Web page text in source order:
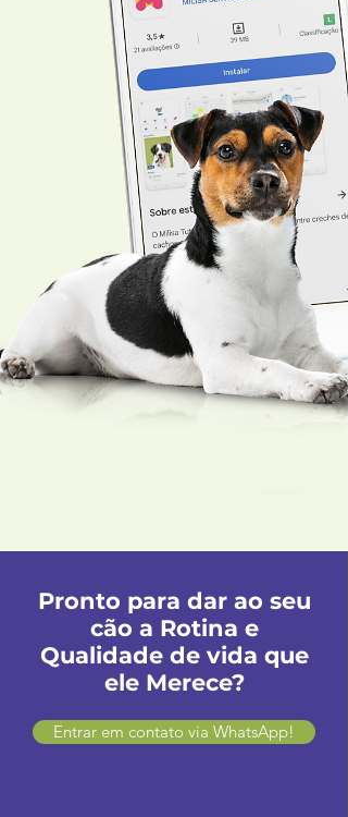
Pronto para dar ao seu
cão a Rotina e
Qualidade de vida que
ele Merece?
Entrar em contato via WhatsApp!